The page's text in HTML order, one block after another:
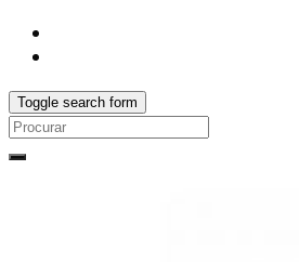
Toggle search form
Search